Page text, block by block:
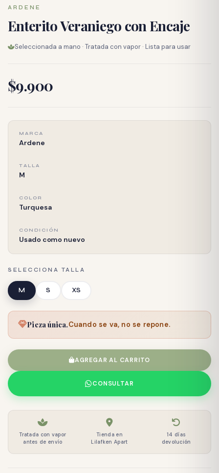
ARDENE
Enterito Veraniego con Encaje
Seleccionada a mano · Tratada con vapor · Lista para usar
$9.900
MARCA
Ardene
TALLA
M
COLOR
Turquesa
CONDICIÓN
Usado como nuevo
SELECCIONA TALLA
M S XS
Pieza única.Cuando se va, no se repone.
AGREGAR AL CARRITO
CONSULTAR
Tratada con vapor
antes de envío
Tienda en
Lilafken Apart
14 días
devolución